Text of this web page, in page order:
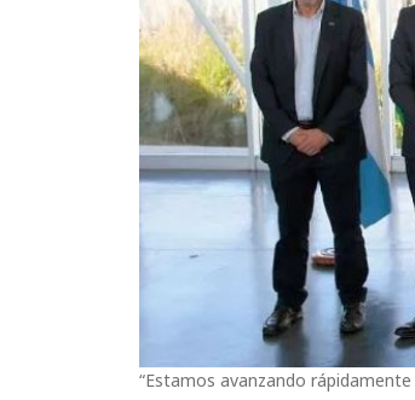
“Estamos avanzando